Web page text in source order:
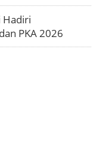
Hadiri
PKA 2026